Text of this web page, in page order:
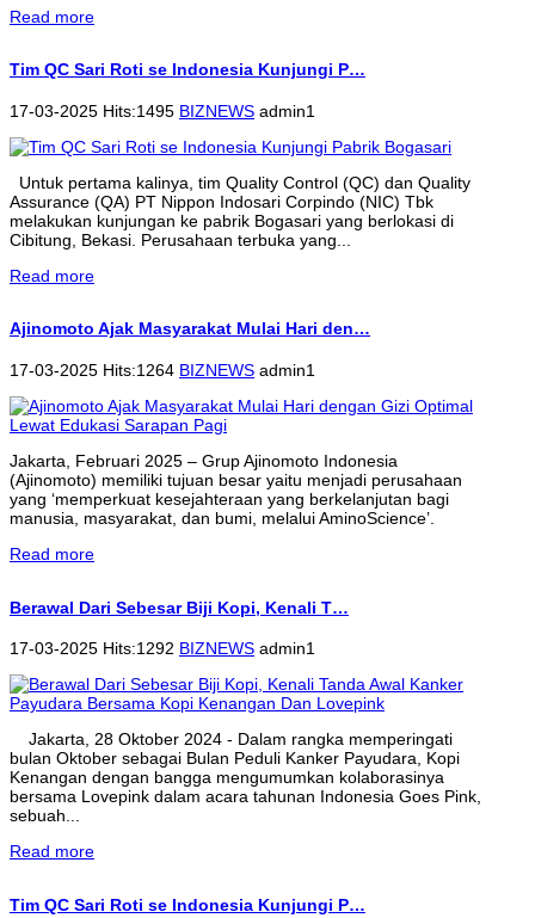
Read more
Tim QC Sari Roti se Indonesia Kunjungi P…
17-03-2025 Hits:1495 BIZNEWS admin1
Untuk pertama kalinya, tim Quality Control (QC) dan Quality
Assurance (QA) PT Nippon Indosari Corpindo (NIC) Tbk
melakukan kunjungan ke pabrik Bogasari yang berlokasi di
Cibitung, Bekasi. Perusahaan terbuka yang...
Read more
Ajinomoto Ajak Masyarakat Mulai Hari den…
17-03-2025 Hits:1264 BIZNEWS admin1
Jakarta, Februari 2025 – Grup Ajinomoto Indonesia
(Ajinomoto) memiliki tujuan besar yaitu menjadi perusahaan
yang ‘memperkuat kesejahteraan yang berkelanjutan bagi
manusia, masyarakat, dan bumi, melalui AminoScience’.
Read more
Berawal Dari Sebesar Biji Kopi, Kenali T…
17-03-2025 Hits:1292 BIZNEWS admin1
Jakarta, 28 Oktober 2024 - Dalam rangka memperingati
bulan Oktober sebagai Bulan Peduli Kanker Payudara, Kopi
Kenangan dengan bangga mengumumkan kolaborasinya
bersama Lovepink dalam acara tahunan Indonesia Goes Pink,
sebuah...
Read more
Tim QC Sari Roti se Indonesia Kunjungi P…